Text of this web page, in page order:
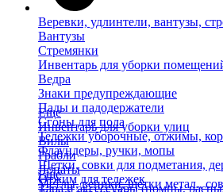
Веревки, удлинтели, вантузы,
Вантузы
Стремянки
Инвентарь для уборки
Ведра
Знаки предупреждающие
Пады и падодержатели
Сгоны для пола
Тележки уборочные, отжимы,
Флаундеры, ручки, мопы
Щетки, совки для подметания,
Отжим для тележек
Еще
Инвентарь для уборки улиц
Вилы
Грабли
Лопаты
Метлы, веники, щетки метал.,
Еще
Тара и аксессуары (помпы,